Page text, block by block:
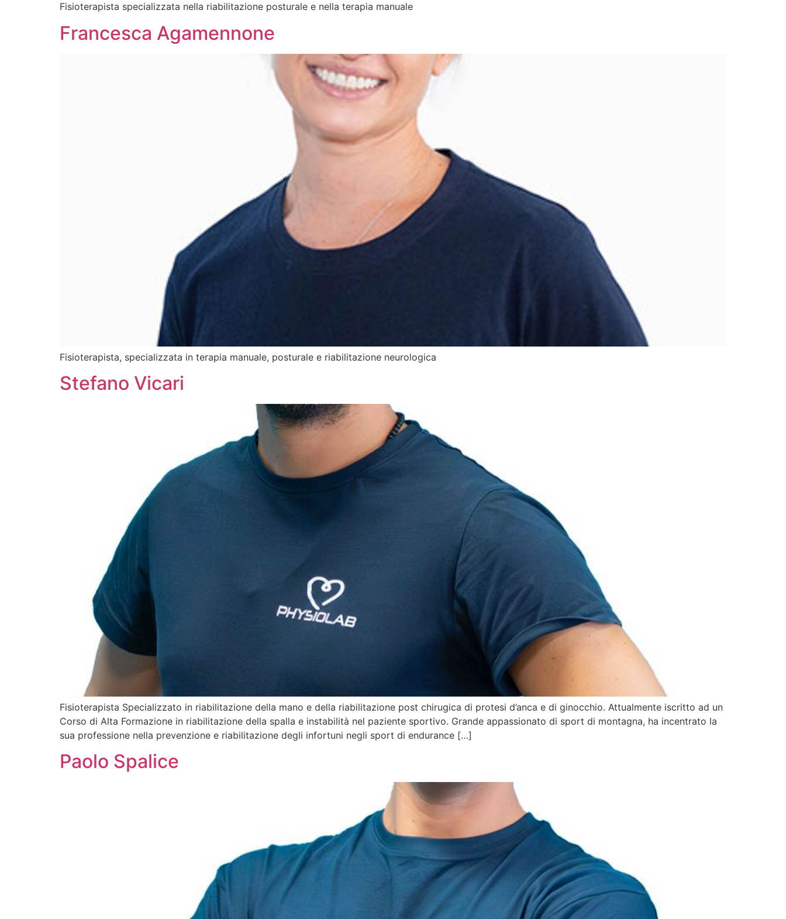
Fisioterapista specializzata nella riabilitazione posturale e nella terapia manuale
Francesca Agamennone
Fisioterapista, specializzata in terapia manuale, posturale e riabilitazione neurologica
Stefano Vicari
Fisioterapista Specializzato in riabilitazione della mano e della riabilitazione post chirugica di protesi d’anca e di ginocchio. Attualmente iscritto ad un
Corso di Alta Formazione in riabilitazione della spalla e instabilità nel paziente sportivo. Grande appassionato di sport di montagna, ha incentrato la
sua professione nella prevenzione e riabilitazione degli infortuni negli sport di endurance […]
Paolo Spalice